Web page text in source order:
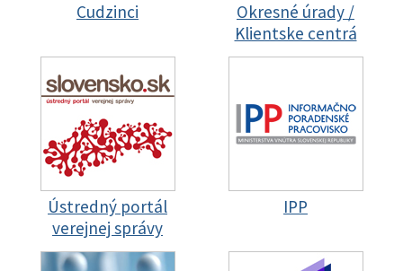
Cudzinci
Okresné úrady /
Klientske centrá
Ústredný portál
verejnej správy
IPP